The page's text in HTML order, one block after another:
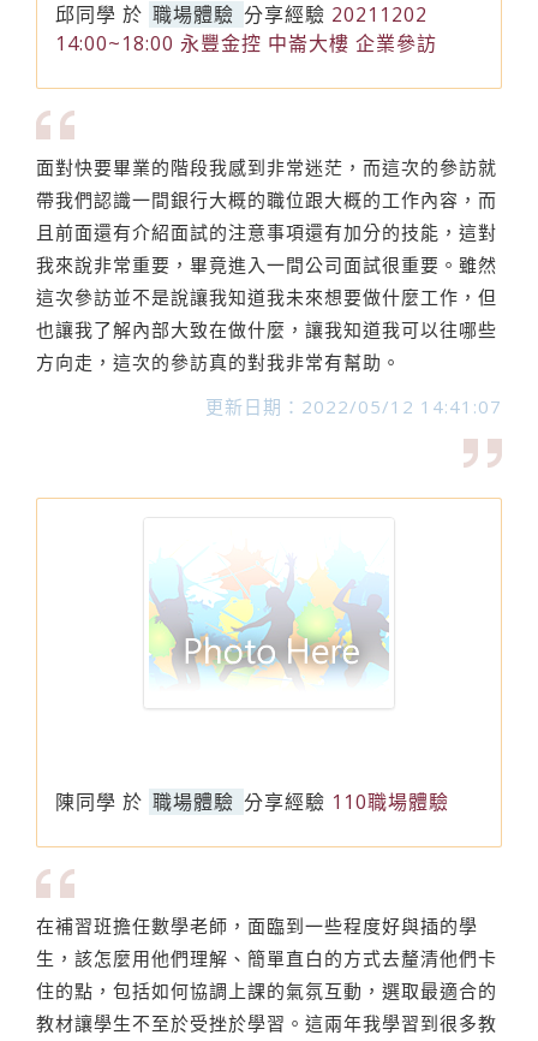
邱同學 於 職場體驗 分享經驗 20211202
14:00~18:00 永豐金控 中崙大樓 企業參訪
面對快要畢業的階段我感到非常迷茫，而這次的參訪就
帶我們認識一間銀行大概的職位跟大概的工作內容，而
且前面還有介紹面試的注意事項還有加分的技能，這對
我來說非常重要，畢竟進入一間公司面試很重要。雖然
這次參訪並不是說讓我知道我未來想要做什麼工作，但
也讓我了解內部大致在做什麼，讓我知道我可以往哪些
方向走，這次的參訪真的對我非常有幫助。
更新日期：2022/05/12 14:41:07
陳同學 於 職場體驗 分享經驗 110職場體驗
在補習班擔任數學老師，面臨到一些程度好與插的學
生，該怎麼用他們理解、簡單直白的方式去釐清他們卡
住的點，包括如何協調上課的氣氛互動，選取最適合的
教材讓學生不至於受挫於學習。這兩年我學習到很多教